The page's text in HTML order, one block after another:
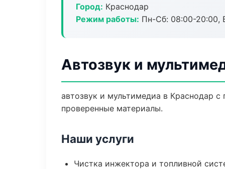
Город: Краснодар
Режим работы: Пн-Сб: 08:00-20:00,
Автозвук и
автозвук и мультимедиа в Краснодар
проверенные материалы.
Наши услуги
Чистка инжектора и топливной